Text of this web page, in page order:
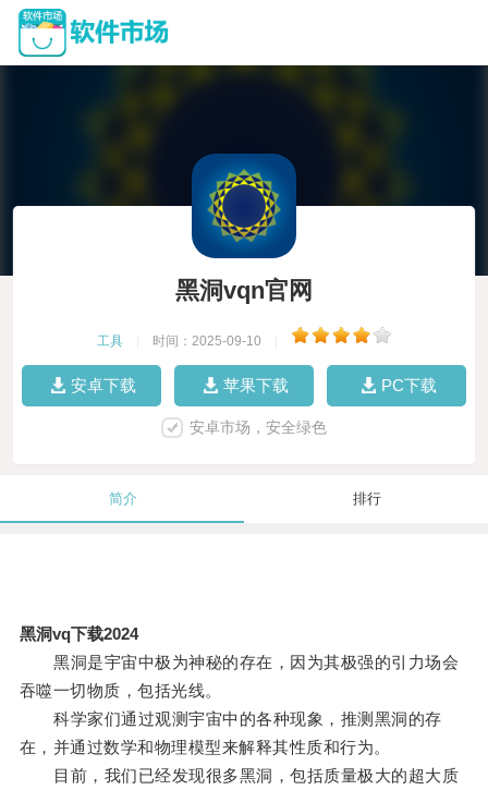
黑洞vqn官网
工具 时间：2025-09-10
安卓下载 苹果下载 PC下载
安卓市场，安全绿色
简介 排行
黑洞vq下载2024
黑洞是宇宙中极为神秘的存在，因为其极强的引力场会
吞噬一切物质，包括光线。
科学家们通过观测宇宙中的各种现象，推测黑洞的存
在，并通过数学和物理模型来解释其性质和行为。
目前，我们已经发现很多黑洞，包括质量极大的超大质